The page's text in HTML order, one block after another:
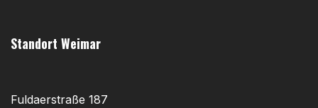
Standort Weimar
Fuldaerstraße 187